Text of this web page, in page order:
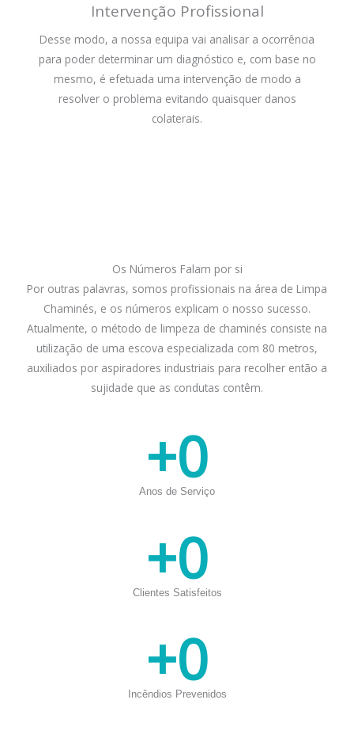
Intervenção Profissional
Desse modo, a nossa equipa vai analisar a ocorrência
para poder determinar um diagnóstico e, com base no
mesmo, é efetuada uma intervenção de modo a
resolver o problema evitando quaisquer danos
colaterais.
Os Números Falam por si
Por outras palavras, somos profissionais na área de Limpa
Chaminés, e os números explicam o nosso sucesso.
Atualmente, o método de limpeza de chaminés consiste na
utilização de uma escova especializada com 80 metros,
auxiliados por aspiradores industriais para recolher então a
sujidade que as condutas contêm.
Anos de Serviço
+0
Clientes Satisfeitos
+0
Incêndios Prevenidos
+0